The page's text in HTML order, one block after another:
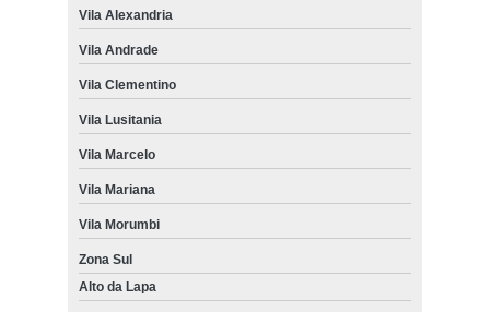
Vila Alexandria
Vila Andrade
Vila Clementino
Vila Lusitania
Vila Marcelo
Vila Mariana
Vila Morumbi
Zona Sul
Alto da Lapa